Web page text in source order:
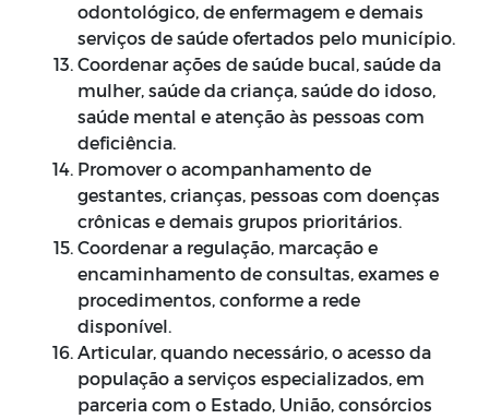
odontológico, de enfermagem e demais
serviços de saúde ofertados pelo município.
Coordenar ações de saúde bucal, saúde da
mulher, saúde da criança, saúde do idoso,
saúde mental e atenção às pessoas com
deficiência.
Promover o acompanhamento de
gestantes, crianças, pessoas com doenças
crônicas e demais grupos prioritários.
Coordenar a regulação, marcação e
encaminhamento de consultas, exames e
procedimentos, conforme a rede
disponível.
Articular, quando necessário, o acesso da
população a serviços especializados, em
parceria com o Estado, União, consórcios